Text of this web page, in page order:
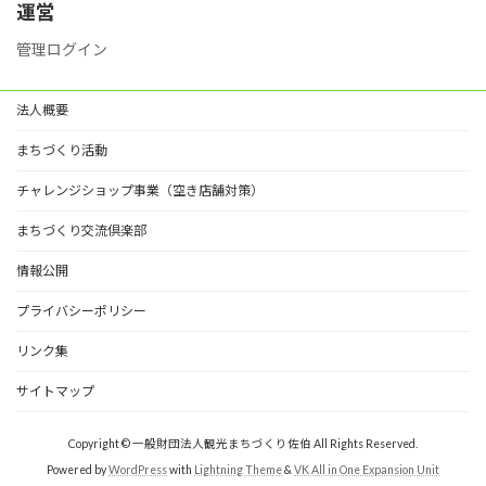
運営
管理ログイン
法人概要
まちづくり活動
チャレンジショップ事業（空き店舗対策）
まちづくり交流倶楽部
情報公開
プライバシーポリシー
リンク集
サイトマップ
Copyright © 一般財団法人観光まちづくり佐伯 All Rights Reserved.
Powered byWordPresswith Lightning Theme&VK All in One Expansion Unit